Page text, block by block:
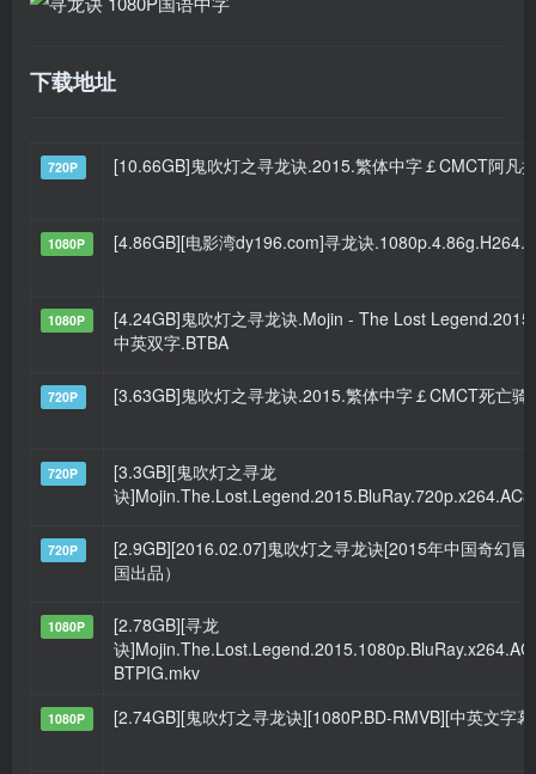
下载地址
720P [10.66GB]鬼吹灯之寻龙诀.2015.繁体中字￡CMCT阿凡
1080P [4.86GB][电影湾dy196.com]寻龙诀
1080P
[4.24GB]鬼吹灯之寻龙诀.Mojin - The Lost
中英双字.BTBA
720P [3.63GB]鬼吹灯之寻龙诀.2015.繁体中字￡CMCT死亡骑
720P
[3.3GB][鬼吹灯之寻龙
诀
720P
[2.9GB][2016.02.07]鬼吹灯之寻龙诀[2015年中国奇幻冒
国出品）
1080P
[2.78GB][寻龙
诀
BTPIG.mkv
1080P [2.74GB][鬼吹灯之寻龙诀][1080P.BD-RMVB][中英文字